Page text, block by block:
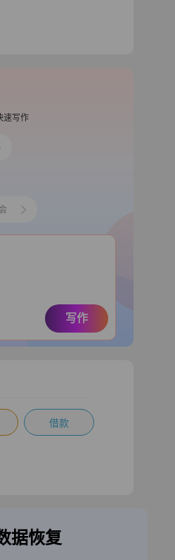
速写作
写作
借款
据恢复